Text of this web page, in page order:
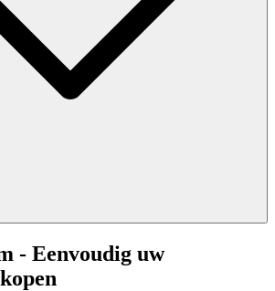
- Eenvoudig uw